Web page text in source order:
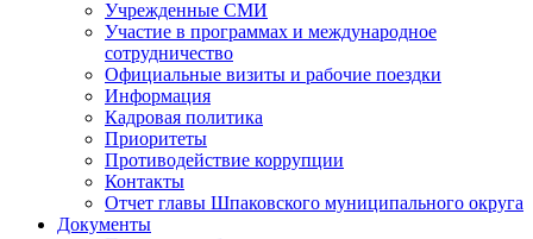
Учрежденные СМИ
Участие в программах и международное
сотрудничество
Официальные визиты и рабочие поездки
Информация
Кадровая политика
Приоритеты
Противодействие коррупции
Контакты
Отчет главы Шпаковского муниципального округа
Документы